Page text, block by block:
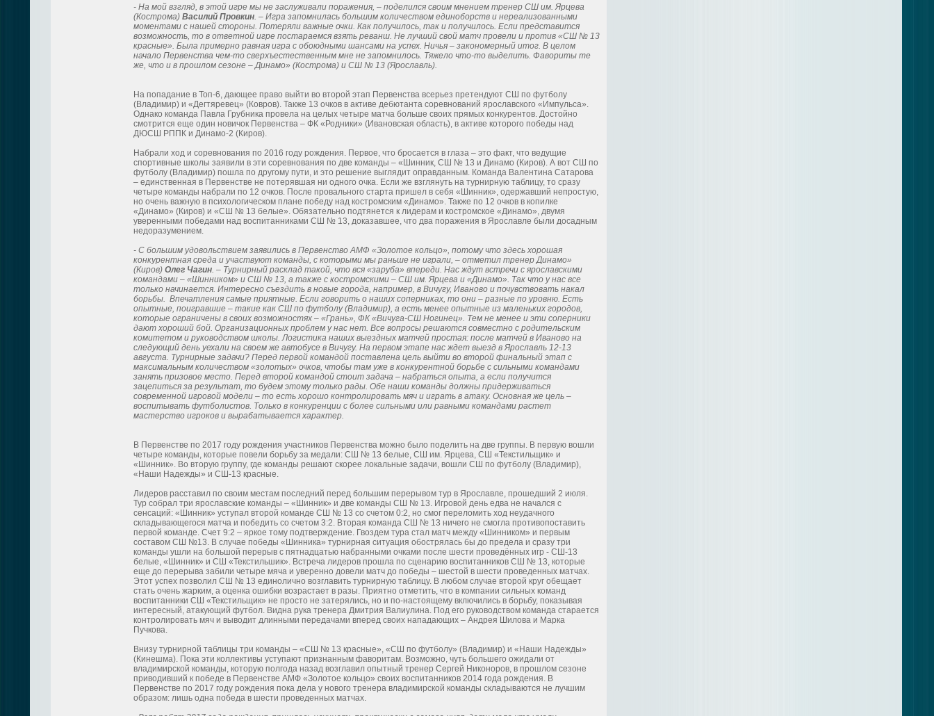
- На мой взгляд, в этой игре мы не заслуживали поражения, – поделился своим мнением тренер СШ им. Ярцева
(Кострома) Василий Провкин. – Игра запомнилась большим количеством единоборств и нереализованными
моментами с нашей стороны. Потеряли важные очки. Как получилось, так и получилось. Если представится
возможность, то в ответной игре постараемся взять реванш. Не лучший свой матч провели и против «СШ № 13
красные». Была примерно равная игра с обоюдными шансами на успех. Ничья – закономерный итог. В целом
начало Первенства чем-то сверхъестественным мне не запомнилось. Тяжело что-то выделить. Фавориты те
же, что и в прошлом сезоне – Динамо» (Кострома) и СШ № 13 (Ярославль).
На попадание в Топ-6, дающее право выйти во второй этап Первенства всерьез претендуют СШ по футболу
(Владимир) и «Дегтяревец» (Ковров). Также 13 очков в активе дебютанта соревнований ярославского «Импульса».
Однако команда Павла Грубника провела на целых четыре матча больше своих прямых конкурентов. Достойно
смотрится еще один новичок Первенства – ФК «Родники» (Ивановская область), в активе которого победы над
ДЮСШ РППК и Динамо-2 (Киров).
Набрали ход и соревнования по 2016 году рождения. Первое, что бросается в глаза – это факт, что ведущие
спортивные школы заявили в эти соревнования по две команды – «Шинник, СШ № 13 и Динамо (Киров). А вот СШ по
футболу (Владимир) пошла по другому пути, и это решение выглядит оправданным. Команда Валентина Сатарова
– единственная в Первенстве не потерявшая ни одного очка. Если же взглянуть на турнирную таблицу, то сразу
четыре команды набрали по 12 очков. После провального старта пришел в себя «Шинник», одержавший непростую,
но очень важную в психологическом плане победу над костромским «Динамо». Также по 12 очков в копилке
«Динамо» (Киров) и «СШ № 13 белые». Обязательно подтянется к лидерам и костромское «Динамо», двумя
уверенными победами над воспитанниками СШ № 13, доказавшее, что два поражения в Ярославле были досадным
недоразумением.
- С большим удовольствием заявились в Первенство АМФ «Золотое кольцо», потому что здесь хорошая
конкурентная среда и участвуют команды, с которыми мы раньше не играли, – отметил тренер Динамо»
(Киров) Олег Чагин. – Турнирный расклад такой, что вся «заруба» впереди. Нас ждут встречи с ярославскими
командами – «Шинником» и СШ № 13, а также с костромскими – СШ им. Ярцева и «Динамо». Так что у нас все
только начинается. Интересно съездить в новые города, например, в Вичугу, Иваново и почувствовать накал
борьбы. Впечатления самые приятные. Если говорить о наших соперниках, то они – разные по уровню. Есть
опытные, поигравшие – такие как СШ по футболу (Владимир), а есть менее опытные из маленьких городов,
которые ограничены в своих возможностях – «Грань», ФК «Вичуга-СШ Ногинец». Тем не менее и эти соперники
дают хороший бой. Организационных проблем у нас нет. Все вопросы решаются совместно с родительским
комитетом и руководством школы. Логистика наших выездных матчей простая: после матчей в Иваново на
следующий день уехали на своем же автобусе в Вичугу. На первом этапе нас ждет выезд в Ярославль 12-13
августа. Турнирные задачи? Перед первой командой поставлена цель выйти во второй финальный этап с
максимальным количеством «золотых» очков, чтобы там уже в конкурентной борьбе с сильными командами
занять призовое место. Перед второй командой стоит задача – набраться опыта, а если получится
зацепиться за результат, то будем этому только рады. Обе наши команды должны придерживаться
современной игровой модели – то есть хорошо контролировать мяч и играть в атаку. Основная же цель –
воспитывать футболистов. Только в конкуренции с более сильными или равными командами растет
мастерство игроков и вырабатывается характер.
В Первенстве по 2017 году рождения участников Первенства можно было поделить на две группы. В первую вошли
четыре команды, которые повели борьбу за медали: СШ № 13 белые, СШ им. Ярцева, СШ «Текстильщик» и
«Шинник». Во вторую группу, где команды решают скорее локальные задачи, вошли СШ по футболу (Владимир),
«Наши Надежды» и СШ-13 красные.
Лидеров расставил по своим местам последний перед большим перерывом тур в Ярославле, прошедший 2 июля.
Тур собрал три ярославские команды – «Шинник» и две команды СШ № 13. Игровой день едва не начался с
сенсаций: «Шинник» уступал второй команде СШ № 13 со счетом 0:2, но смог переломить ход неудачного
складывающегося матча и победить со счетом 3:2. Вторая команда СШ № 13 ничего не смогла противопоставить
первой команде. Счет 9:2 – яркое тому подтверждение. Гвоздем тура стал матч между «Шинником» и первым
составом СШ №13. В случае победы «Шинника» турнирная ситуация обострялась бы до предела и сразу три
команды ушли на большой перерыв с пятнадцатью набранными очками после шести проведённых игр - СШ-13
белые, «Шинник» и СШ «Текстильшик». Встреча лидеров прошла по сценарию воспитанников СШ № 13, которые
еще до перерыва забили четыре мяча и уверенно довели матч до победы – шестой в шести проведенных матчах.
Этот успех позволил СШ № 13 единолично возглавить турнирную таблицу. В любом случае второй круг обещает
стать очень жарким, а оценка ошибки возрастает в разы. Приятно отметить, что в компании сильных команд
воспитанники СШ «Текстильщик» не просто не затерялись, но и по-настоящему включились в борьбу, показывая
интересный, атакующий футбол. Видна рука тренера Дмитрия Валиулина. Под его руководством команда старается
контролировать мяч и выводит длинными передачами вперед своих нападающих – Андрея Шилова и Марка
Пучкова.
Внизу турнирной таблицы три команды – «СШ № 13 красные», «СШ по футболу» (Владимир) и «Наши Надежды»
(Кинешма). Пока эти коллективы уступают признанным фаворитам. Возможно, чуть большего ожидали от
владимирской команды, которую полгода назад возглавил опытный тренер Сергей Никоноров, в прошлом сезоне
приводивший к победе в Первенстве АМФ «Золотое кольцо» своих воспитанников 2014 года рождения. В
Первенстве по 2017 году рождения пока дела у нового тренера владимирской команды складываются не лучшим
образом: лишь одна победа в шести проведенных матчах.